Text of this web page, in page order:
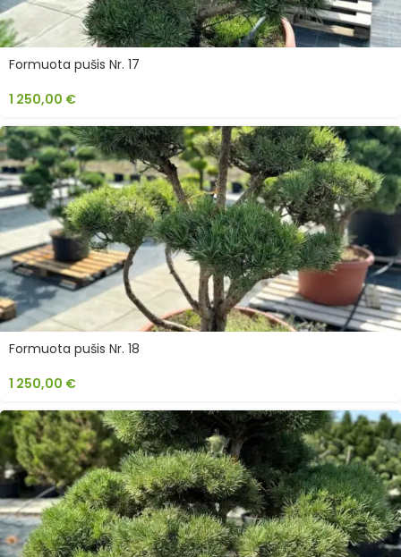
Formuota pušis Nr. 17
1 250,00 €
Formuota pušis Nr. 18
1 250,00 €